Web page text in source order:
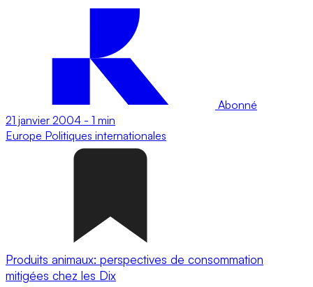
Abonné
21 janvier 2004 - 1 min
Europe Politiques internationales
Produits animaux: perspectives de consommation
mitigées chez les Dix